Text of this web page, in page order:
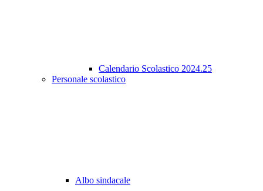
Calendario Scolastico 2024.25
Personale scolastico
Albo sindacale